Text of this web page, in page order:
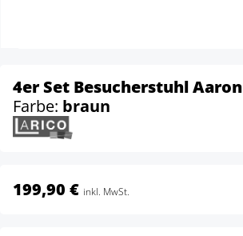
4er Set Besucherstuhl Aaron
Farbe: braun
199,90 € inkl. MwSt.